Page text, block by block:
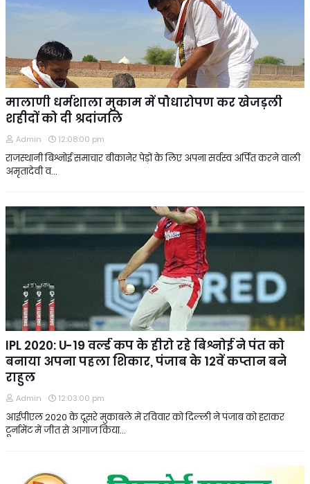
मालाणी धर्मशाला मुकाम में पौधारोपण कर खेजड़ली
शहीदों को दी श्रदांजलि
Admin 12:08:00 pm
राजस्थानी बिश्नोई समाचार बीकानेर पेड़ों के लिए अपना सर्वस्व अर्पित करने वाली
अमृतादेवी व…
IPL 2020: U-19 वर्ल्ड कप के हीरो रहे बिश्नोई ने पंत को
बनाया अपना पहला शिकार, पंजाब के 12वें कप्तान बने
राहुल
Admin 12:03:00 pm
आईपीएल 2020 के दूसरे मुकाबले में रविवार को दिल्ली ने पंजाब को हराकर
टूर्नामेंट में जीत से आगाज किया…